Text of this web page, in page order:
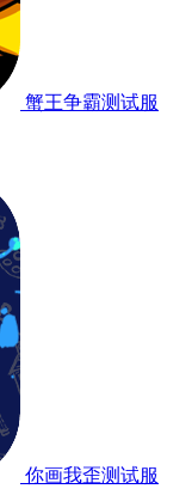
蟹王争霸测试服
你画我歪测试服